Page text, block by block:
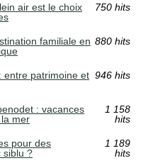
air est le choix
750 hits
familiale en 880 hits
entre patrimoine et 946 hits
: vacances
mer
1 158
hits
pour des
siblu ?
1 189
hits